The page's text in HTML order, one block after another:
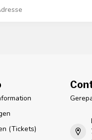
(Tickets)